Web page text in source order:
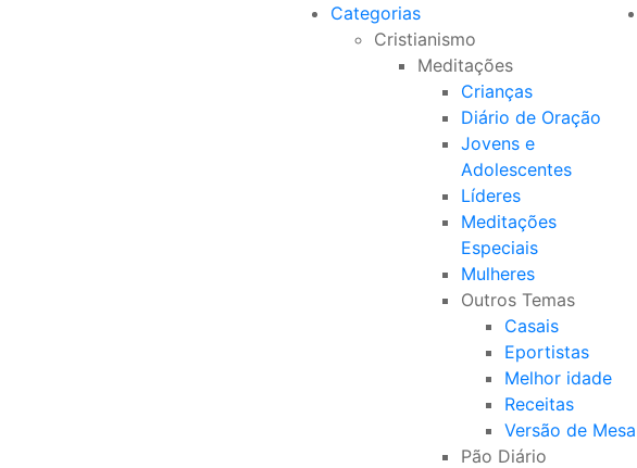
Categorias
Cristianismo
Meditações
Crianças
Diário de Oração
Jovens e
Adolescentes
Líderes
Meditações
Especiais
Mulheres
Outros Temas
Casais
Eportistas
Melhor idade
Receitas
Versão de Mesa
Pão Diário